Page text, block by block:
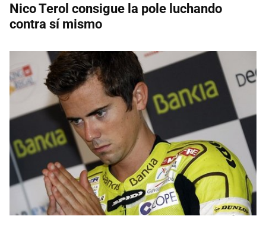
Nico Terol consigue la pole luchando
contra sí mismo